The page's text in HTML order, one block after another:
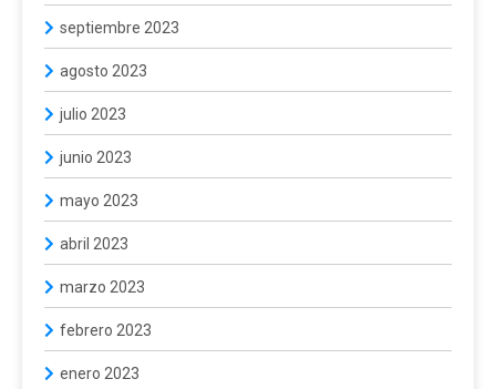
septiembre 2023
agosto 2023
julio 2023
junio 2023
mayo 2023
abril 2023
marzo 2023
febrero 2023
enero 2023